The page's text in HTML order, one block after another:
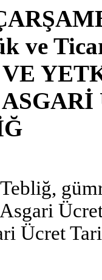
ve
Ücret